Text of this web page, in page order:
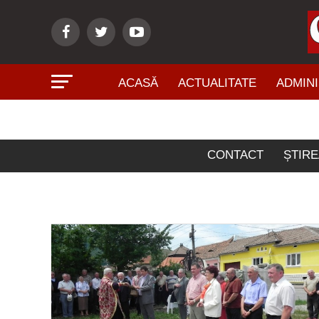
ACASĂ ACTUALITATE
CONTACT
Articolele